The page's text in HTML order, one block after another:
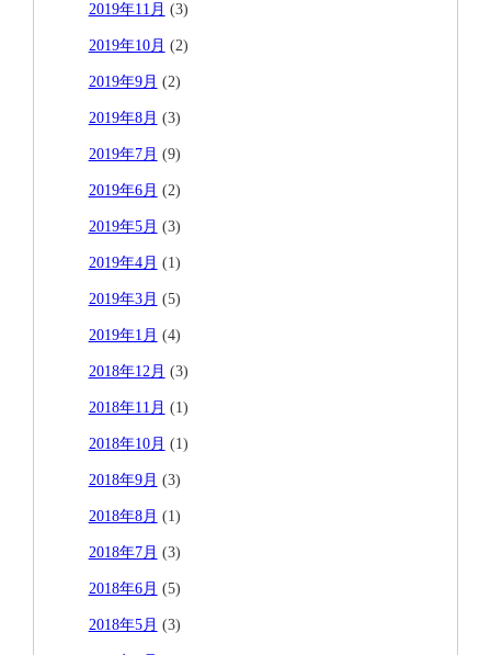
2019年11月 (3)
2019年10月 (2)
2019年9月 (2)
2019年8月 (3)
2019年7月 (9)
2019年6月 (2)
2019年5月 (3)
2019年4月 (1)
2019年3月 (5)
2019年1月 (4)
2018年12月 (3)
2018年11月 (1)
2018年10月 (1)
2018年9月 (3)
2018年8月 (1)
2018年7月 (3)
2018年6月 (5)
2018年5月 (3)